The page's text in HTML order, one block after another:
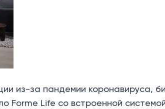
из-за пандемии коронавируса,
Forme Life со встроенной